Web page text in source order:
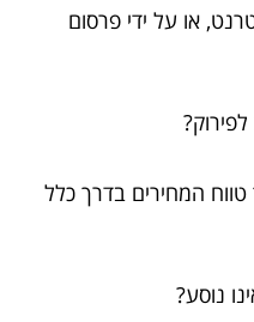
או על ידי פרסום
המחירים בדרך כלל